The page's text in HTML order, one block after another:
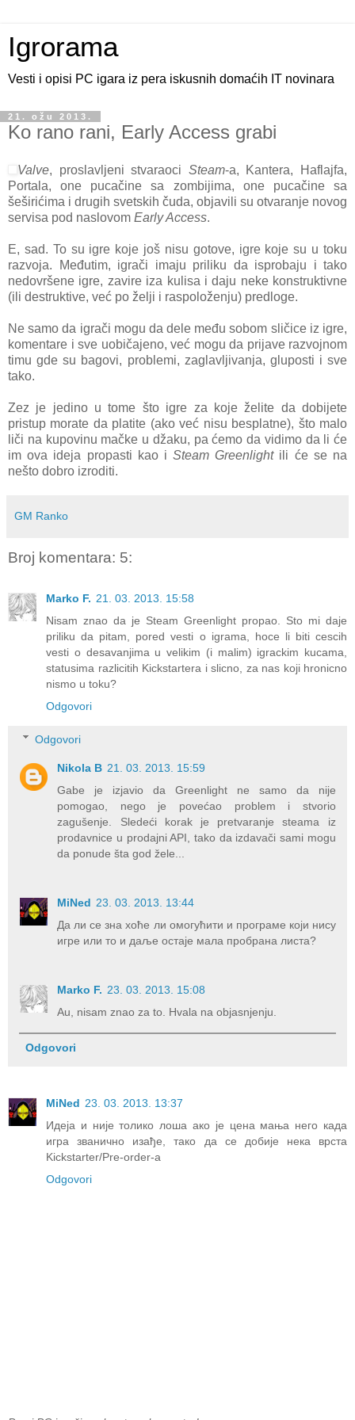
Igrorama
Vesti i opisi PC igara iz pera iskusnih domaćih IT novinara
21. ožu 2013.
Ko rano rani, Early Access grabi
Valve, proslavljeni stvaraoci Steam-a, Kantera, Haflajfa,
Portala, one pucačine sa zombijima, one pucačine sa
šeširićima i drugih svetskih čuda, objavili su otvaranje novog
servisa pod naslovom Early Access.
E, sad. To su igre koje još nisu gotove, igre koje su u toku
razvoja. Međutim, igrači imaju priliku da isprobaju i tako
nedovršene igre, zavire iza kulisa i daju neke konstruktivne
(ili destruktive, već po želji i raspoloženju) predloge.
Ne samo da igrači mogu da dele među sobom sličice iz igre,
komentare i sve uobičajeno, već mogu da prijave razvojnom
timu gde su bagovi, problemi, zaglavljivanja, gluposti i sve
tako.
Zez je jedino u tome što igre za koje želite da dobijete
pristup morate da platite (ako već nisu besplatne), što malo
liči na kupovinu mačke u džaku, pa ćemo da vidimo da li će
im ova ideja propasti kao iSteam Greenlightili će se na
nešto dobro izroditi.
GM Ranko
Broj komentara: 5:
Marko F. 21. 03. 2013. 15:58
Nisam znao da je Steam Greenlight propao. Sto mi daje
priliku da pitam, pored vesti o igrama, hoce li biti cescih
vesti o desavanjima u velikim (i malim) igrackim kucama,
statusima razlicitih Kickstartera i slicno, za nas koji hronicno
nismo u toku?
Odgovori
Odgovori
Nikola B 21. 03. 2013. 15:59
Gabe je izjavio da Greenlight ne samo da nije
pomogao, nego je povećao problem i stvorio
zagušenje. Sledeći korak je pretvaranje steama iz
prodavnice u prodajni API, tako da izdavači sami mogu
da ponude šta god žele...
MiNed 23. 03. 2013. 13:44
Да ли се зна хоће ли омогућити и програме који нису
игре или то и даље остаје мала пробрана листа?
Marko F. 23. 03. 2013. 15:08
Au, nisam znao za to. Hvala na objasnjenju.
Odgovori
MiNed 23. 03. 2013. 13:37
Идеја и није толико лоша ако је цена мања него када
игра званично изађе, тако да се добије нека врста
Kickstarter/Pre-order-а
Odgovori